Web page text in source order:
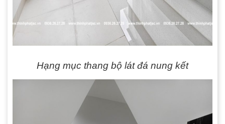
Hạng mục thang bộ lát đá nung kết